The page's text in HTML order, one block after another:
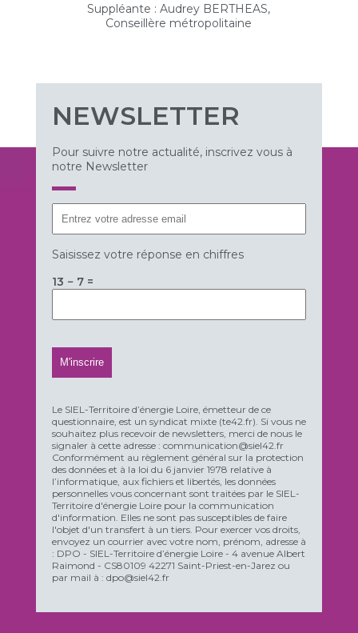
Suppléante : Audrey BERTHEAS,
Conseillère métropolitaine
NEWSLETTER
Pour suivre notre actualité, inscrivez vous à
notre Newsletter
Saisissez votre réponse en chiffres
13 − 7 =
Le SIEL-Territoire d’énergie Loire, émetteur de ce
questionnaire, est un syndicat mixte (te42.fr). Si vous ne
souhaitez plus recevoir de newsletters, merci de nous le
signaler à cette adresse : communication@siel42.fr
Conformément au règlement général sur la protection
des données et à la loi du 6 janvier 1978 relative à
l’informatique, aux fichiers et libertés, les données
personnelles vous concernant sont traitées par le SIEL-
Territoire d'énergie Loire pour la communication
d'information. Elles ne sont pas susceptibles de faire
l'objet d'un transfert à un tiers. Pour exercer vos droits,
envoyez un courrier avec votre nom, prénom, adresse à
: DPO - SIEL-Territoire d’énergie Loire - 4 avenue Albert
Raimond - CS80109 42271 Saint-Priest-en-Jarez ou
par mail à : dpo@siel42.fr